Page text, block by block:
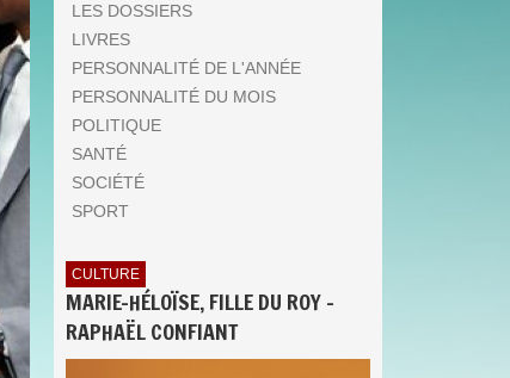
LES DOSSIERS
LIVRES
PERSONNALITÉ DE L'ANNÉE
PERSONNALITÉ DU MOIS
POLITIQUE
SANTÉ
SOCIÉTÉ
SPORT
CULTURE
MARIE-HÉLOÏSE, FILLE DU ROY -
RAPHAËL CONFIANT